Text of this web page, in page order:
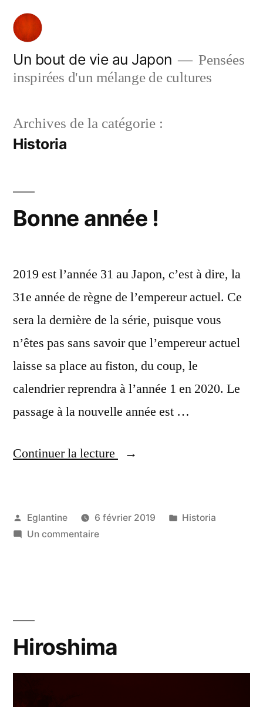
Aller
contenu
Un bout de vie au Japon
Pensées
inspirées d'un mélange de cultures
Archives de la catégorie :
Historia
Bonne année !
2019 est l’année 31 au Japon, c’est à dire, la
31e année de règne de l’empereur actuel. Ce
sera la dernière de la série, puisque vous
n’êtes pas sans savoir que l’empereur actuel
laisse sa place au fiston, du coup, le
calendrier reprendra à l’année 1 en 2020. Le
passage à la nouvelle année est …
Continuer la lecture
« Bonne
Publié
par
Eglantine 6 février 2019
Publié
Historia
Un commentairesur
Hiroshima